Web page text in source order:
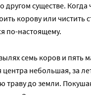
другом существе.
корову или чистить
по-настоящему.
семь коров и пять
центра небольшая, за
траву до земли.